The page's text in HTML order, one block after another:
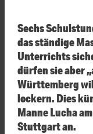
Sechs
dasständige
Unterrichts
dürfen sie aber
Württemberg
lockern. Dies
Manne Lucha
Stuttgart an.